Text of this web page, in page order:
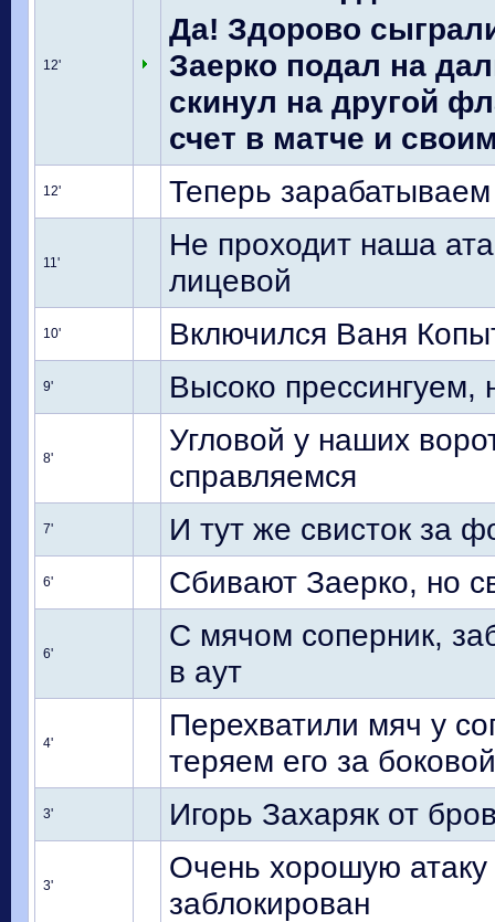
12'
Да! Здорово
Заерко подал на
скинул на другой
счет в матче и
12' Теперь зарабатываем
11'
Не проходит наша
лицевой
10' Включился Ваня
9' Высоко
8'
Угловой у наших
справляемся
7' И тут же свисток за
6' Сбивают Заерко, но
6'
С мячом соперник,
в аут
4'
Перехватили мяч у
теряем его за боковой
3' Игорь Захаряк от
3'
Очень хорошую
заблокирован